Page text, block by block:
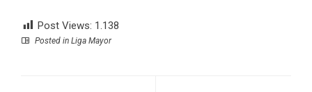
Post Views: 1.138
Posted in Liga Mayor